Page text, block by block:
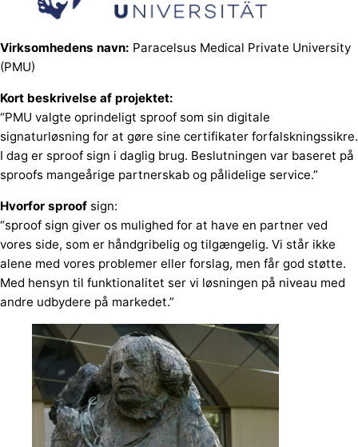
Virksomhedens navn: Paracelsus Medical Private University
(PMU)
Kort beskrivelse af projektet:
“PMU valgte oprindeligt sproof som sin digitale
signaturløsning for at gøre sine certifikater forfalskningssikre.
I dag er sproof sign i daglig brug. Beslutningen var baseret på
sproofs mangeårige partnerskab og pålidelige service.”
Hvorfor sproof sign:
“sproof sign giver os mulighed for at have en partner ved
vores side, som er håndgribelig og tilgængelig. Vi står ikke
alene med vores problemer eller forslag, men får god støtte.
Med hensyn til funktionalitet ser vi løsningen på niveau med
andre udbydere på markedet.”